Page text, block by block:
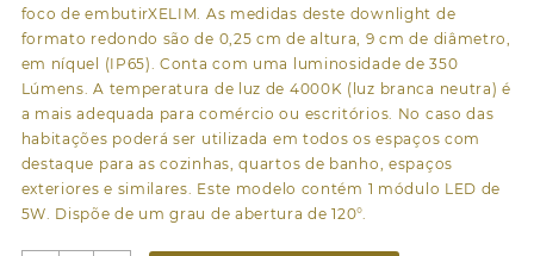
foco de embutirXELIM. As medidas deste downlight de
formato redondo são de 0,25 cm de altura, 9 cm de diâmetro,
em níquel (IP65). Conta com uma luminosidade de 350
Lúmens. A temperatura de luz de 4000K (luz branca neutra) é
a mais adequada para comércio ou escritórios. No caso das
habitações poderá ser utilizada em todos os espaços com
destaque para as cozinhas, quartos de banho, espaços
exteriores e similares. Este modelo contém 1 módulo LED de
5W. Dispõe de um grau de abertura de 120°.